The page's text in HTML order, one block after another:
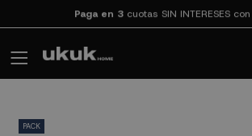
Paga en 3cuotas SIN INTERESES
PACK